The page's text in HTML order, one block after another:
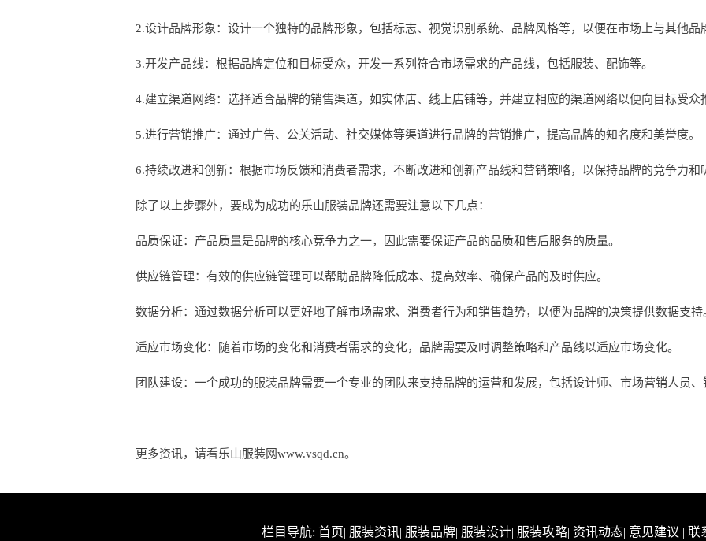
2.设计品牌形象：设计一个独特的品牌形象，包括标志、视觉识别系统、品牌风格等，以便在市场上与其他品
3.开发产品线：根据品牌定位和目标受众，开发一系列符合市场需求的产品线，包括服装、配饰等。
4.建立渠道网络：选择适合品牌的销售渠道，如实体店、线上店铺等，并建立相应的渠道网络以便向目标受众
5.进行营销推广：通过广告、公关活动、社交媒体等渠道进行品牌的营销推广，提高品牌的知名度和美誉度。
6.持续改进和创新：根据市场反馈和消费者需求，不断改进和创新产品线和营销策略，以保持品牌的竞争力和
除了以上步骤外，要成为成功的乐山服装品牌还需要注意以下几点：
品质保证：产品质量是品牌的核心竞争力之一，因此需要保证产品的品质和售后服务的质量。
供应链管理：有效的供应链管理可以帮助品牌降低成本、提高效率、确保产品的及时供应。
数据分析：通过数据分析可以更好地了解市场需求、消费者行为和销售趋势，以便为品牌的决策提供数据支持
适应市场变化：随着市场的变化和消费者需求的变化，品牌需要及时调整策略和产品线以适应市场变化。
团队建设：一个成功的服装品牌需要一个专业的团队来支持品牌的运营和发展，包括设计师、市场营销人员、
更多资讯，请看乐山服装网www.vsqd.cn。
栏目导航: 首页| 服装资讯| 服装品牌| 服装设计| 服装攻略| 资讯动态| 意见建议 | 联